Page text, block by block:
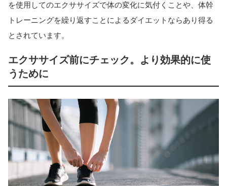
を使用してのエクササイズで体の変化に気付くことや、体幹
トレーニングを繰り返すことによるダイエットならあり得る
とされています。
エクササイズ前にチェック。より効果的に使
うために